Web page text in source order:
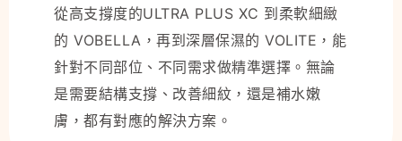
從高支撐度的ULTRA PLUS XC 到柔軟細緻
的 VOBELLA，再到深層保濕的 VOLITE，能
針對不同部位、不同需求做精準選擇。無論
是需要結構支撐、改善細紋，還是補水嫩
膚，都有對應的解決方案。